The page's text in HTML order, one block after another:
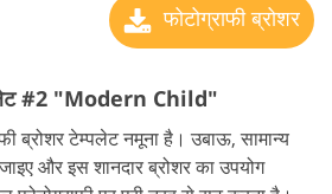
फोटोग्राफी ब्रोशर
#2 "Modern Child"
ब्रोशर टेम्पलेट नमूना है। उबाऊ, सामान्य
और इस शानदार ब्रोशर का उपयोग